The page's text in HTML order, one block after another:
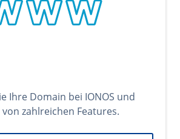
Ihre Domain bei IONOS und
zahlreichen Features.